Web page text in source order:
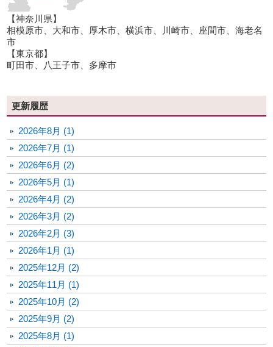
【神奈川県】
相模原市、大和市、厚木市、横浜市、川崎市、座間市、海老名
市
【東京都】
町田市、八王子市、多摩市
更新履歴
2026年8月 (1)
2026年7月 (1)
2026年6月 (2)
2026年5月 (1)
2026年4月 (2)
2026年3月 (2)
2026年2月 (3)
2026年1月 (1)
2025年12月 (2)
2025年11月 (1)
2025年10月 (2)
2025年9月 (2)
2025年8月 (1)